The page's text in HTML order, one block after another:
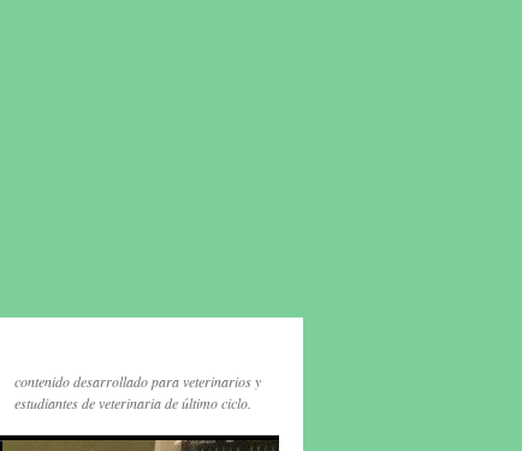
contenido desarrollado para veterinarios y
estudiantes de veterinaria de último ciclo.